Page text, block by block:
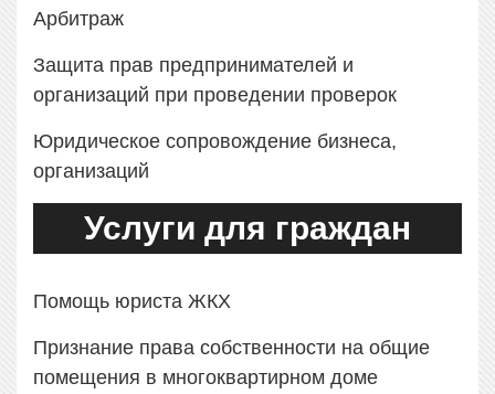
Арбитраж
Защита прав предпринимателей и
организаций при проведении проверок
Юридическое сопровождение бизнеса,
организаций
Услуги для граждан
Помощь юриста ЖКХ
Признание права собственности на общие
помещения в многоквартирном доме